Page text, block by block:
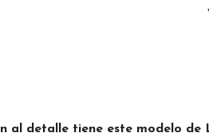
al detalle tiene este modelo